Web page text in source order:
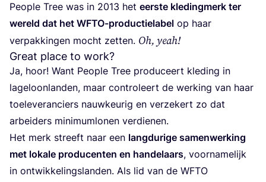
Peo­p­le Tree was in 2013 het eer­ste kle­ding­merk ter
wereld dat het WFTO-pro­duc­tie­la­bel op haar
ver­pak­kin­gen mocht zet­ten. Oh, yeah!
Great place to work?
Ja, hoor! Want Peo­p­le Tree pro­du­ceert kle­ding in
lage­loon­lan­den, maar con­tro­leert de wer­king van haar
toe­le­ve­ran­ciers nauw­keu­rig en ver­ze­kert zo dat
arbei­ders mini­mum­lo­nen verdienen.
Het merk streeft naar een lang­du­ri­ge samen­wer­king
met loka­le pro­du­cen­ten en han­de­laars, voor­na­me­lijk
in ont­wik­ke­lings­lan­den. Als lid van de WFTO